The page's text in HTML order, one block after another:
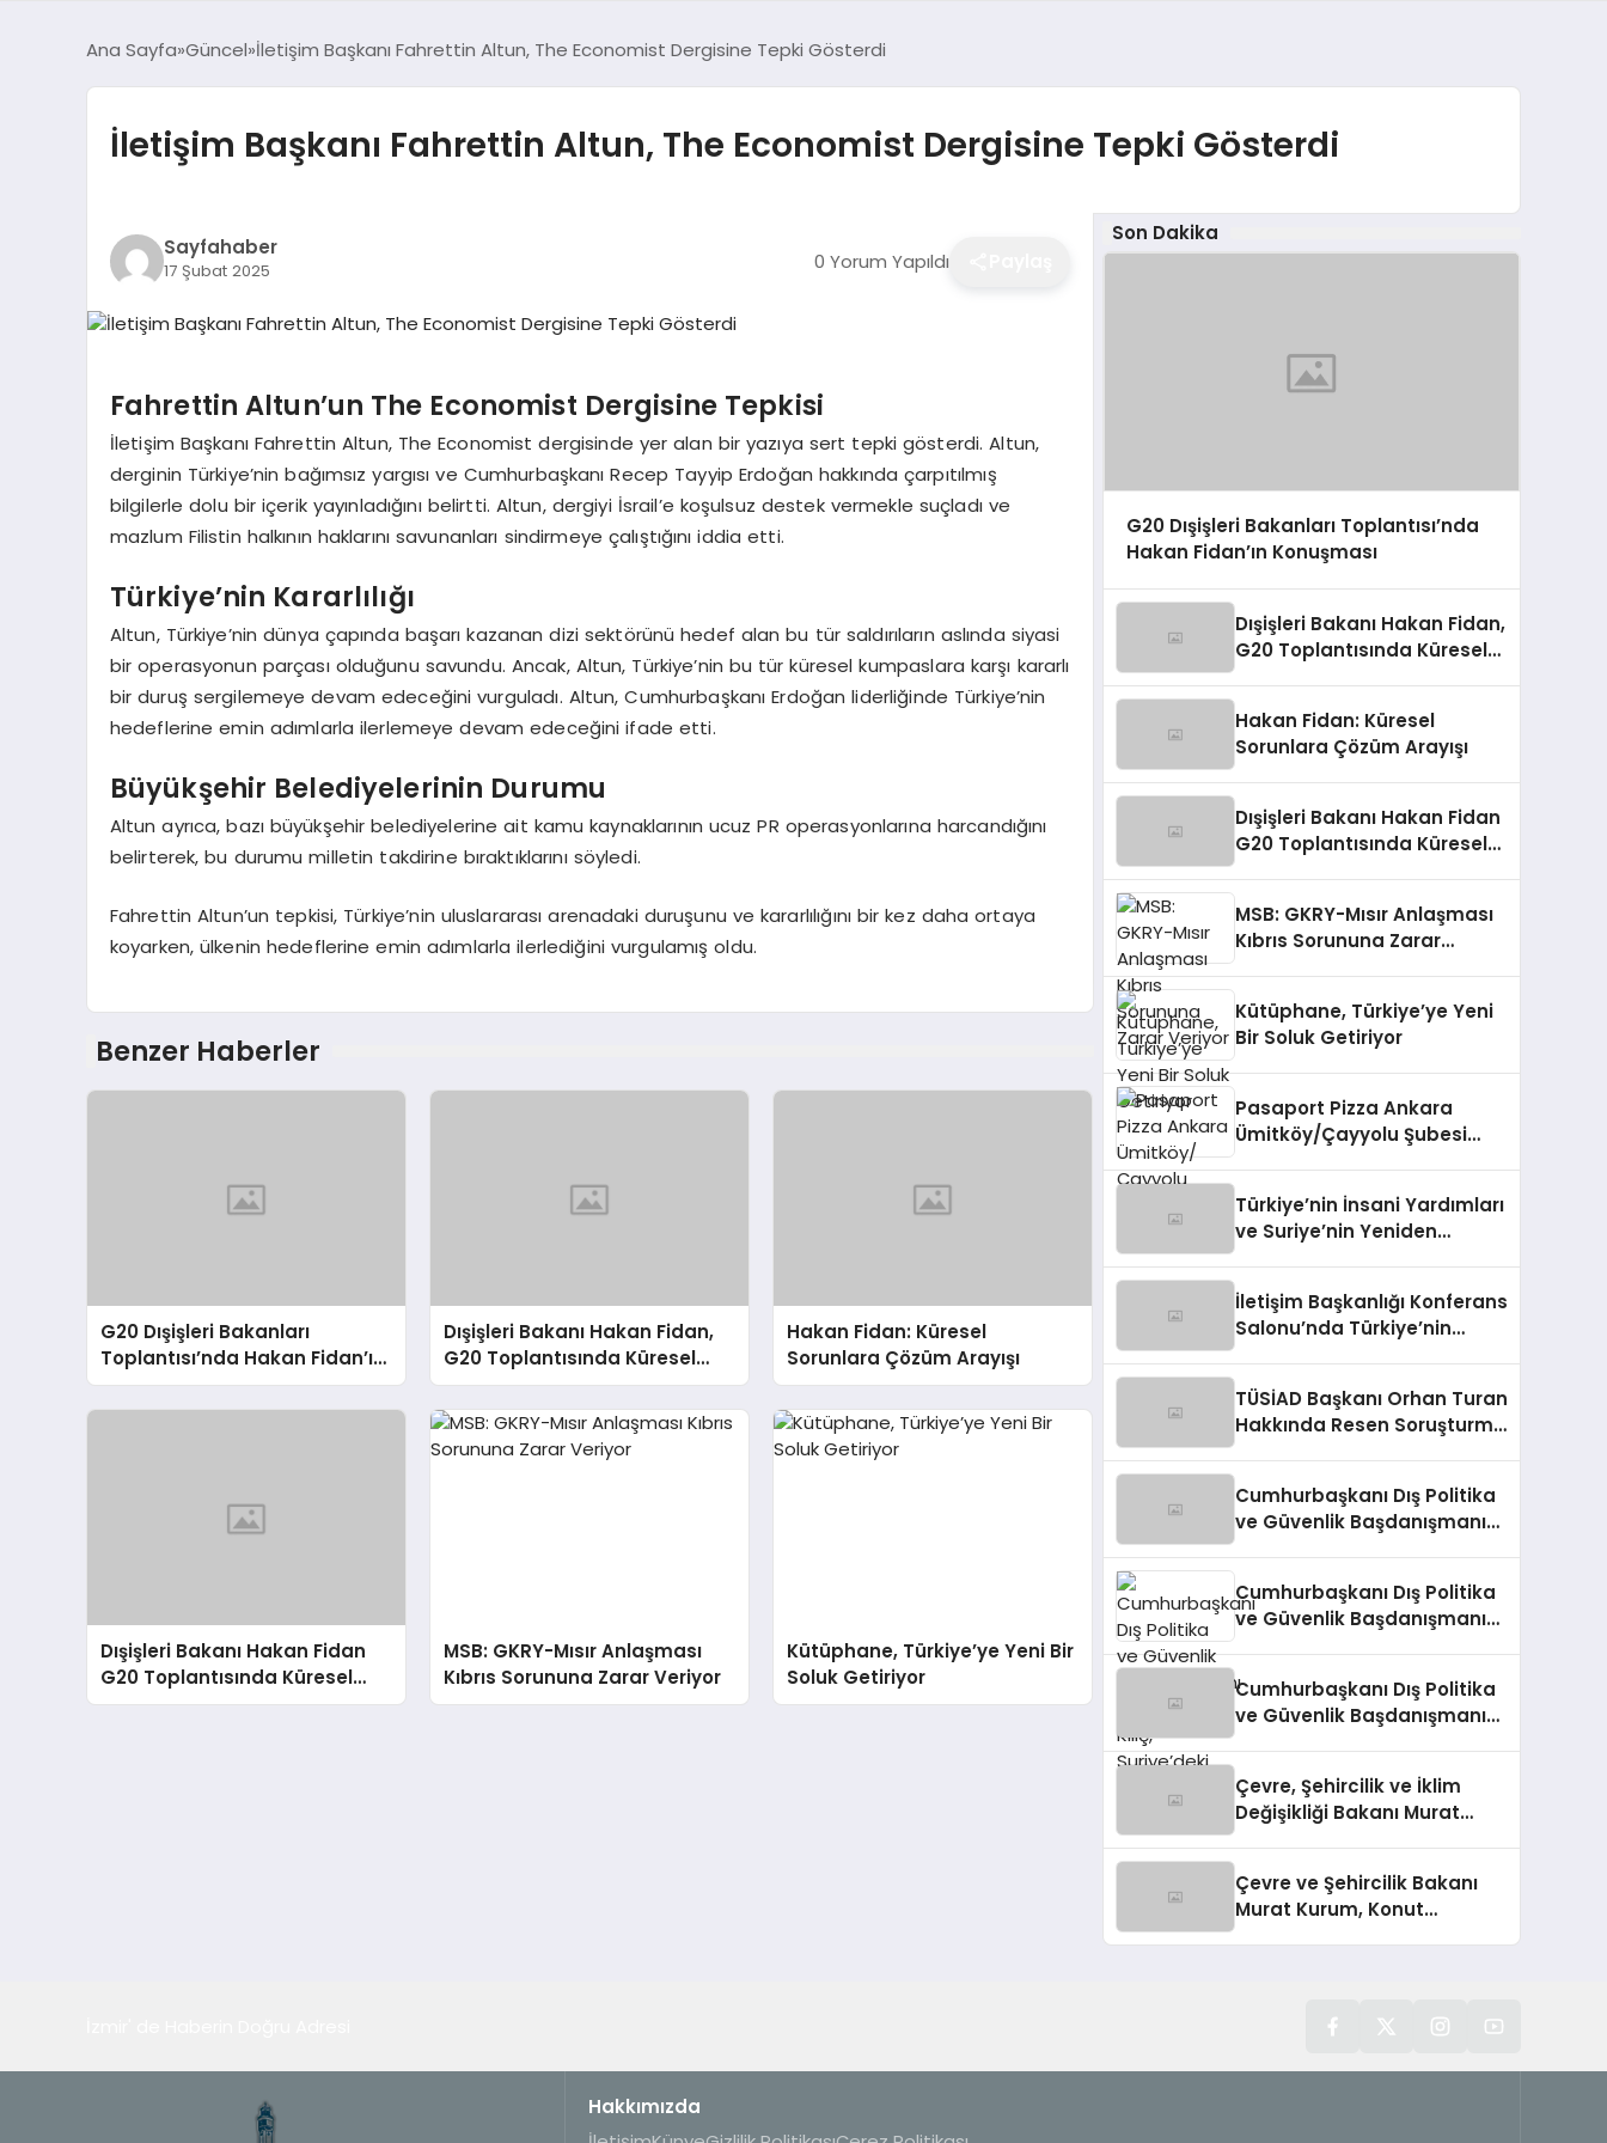
Ana Sayfa Güncel İletişim Başkanı Fahrettin Altun, The Economist Dergisine Tepki Gösterdi
İletişim Başkanı Fahrettin Altun, The Economist Dergisine Tepki Gösterdi
Sayfahaber
17 Şubat 2025 0 Yorum Yapıldı
Fahrettin Altun’un The Economist Dergisine Tepkisi
İletişim Başkanı Fahrettin Altun, The Economist dergisinde yer alan bir yazıya sert tepki gösterdi. Altun,
derginin Türkiye’nin bağımsız yargısı ve Cumhurbaşkanı Recep Tayyip Erdoğan hakkında çarpıtılmış
bilgilerle dolu bir içerik yayınladığını belirtti. Altun, dergiyi İsrail’e koşulsuz destek vermekle suçladı ve
mazlum Filistin halkının haklarını savunanları sindirmeye çalıştığını iddia etti.
Türkiye’nin Kararlılığı
Altun, Türkiye’nin dünya çapında başarı kazanan dizi sektörünü hedef alan bu tür saldırıların aslında siyasi
bir operasyonun parçası olduğunu savundu. Ancak, Altun, Türkiye’nin bu tür küresel kumpaslara karşı kararlı
bir duruş sergilemeye devam edeceğini vurguladı. Altun, Cumhurbaşkanı Erdoğan liderliğinde Türkiye’nin
hedeflerine emin adımlarla ilerlemeye devam edeceğini ifade etti.
Büyükşehir Belediyelerinin Durumu
Altun ayrıca, bazı büyükşehir belediyelerine ait kamu kaynaklarının ucuz PR operasyonlarına harcandığını
belirterek, bu durumu milletin takdirine bıraktıklarını söyledi.
Fahrettin Altun’un tepkisi, Türkiye’nin uluslararası arenadaki duruşunu ve kararlılığını bir kez daha ortaya
koyarken, ülkenin hedeflerine emin adımlarla ilerlediğini vurgulamış oldu.
Benzer Haberler
G20 Dışişleri Bakanları
Toplantısı’nda Hakan Fidan’ın
Konuşması
Dışişleri Bakanı Hakan Fidan,
G20 Toplantısında Küresel
Sorunlara Işık Tutuyor
Hakan Fidan: Küresel
Sorunlara Çözüm Arayışı
Dışişleri Bakanı Hakan Fidan
G20 Toplantısında Küresel
Sorunlara Işık Tutuyor
MSB: GKRY-Mısır Anlaşması
Kıbrıs Sorununa Zarar Veriyor
Kütüphane, Türkiye’ye Yeni Bir
Soluk Getiriyor
Son Dakika
G20 Dışişleri Bakanları Toplantısı’nda
Hakan Fidan’ın Konuşması
Dışişleri Bakanı Hakan Fidan,
G20 Toplantısında Küresel
Hakan Fidan: Küresel
Sorunlara Çözüm Arayışı
Dışişleri Bakanı Hakan Fidan
G20 Toplantısında Küresel
MSB: GKRY-Mısır Anlaşması
Kıbrıs Sorununa Zarar
Kütüphane, Türkiye’ye Yeni
Bir Soluk Getiriyor
Pasaport Pizza Ankara
Ümitköy/Çayyolu Şubesi
Türkiye’nin İnsani Yardımları
ve Suriye’nin Yeniden
İletişim Başkanlığı Konferans
Salonu’nda Türkiye’nin
TÜSİAD Başkanı Orhan Turan
Hakkında Resen Soruşturma
Cumhurbaşkanı Dış Politika
ve Güvenlik Başdanışmanı
Cumhurbaşkanı Dış Politika
ve Güvenlik Başdanışmanı
Değerlendirdi
Cumhurbaşkanı Dış Politika
ve Güvenlik Başdanışmanı
Açıklamalar
Çevre, Şehircilik ve İklim
Değişikliği Bakanı Murat
Çevre ve Şehircilik Bakanı
Murat Kurum, Konut
Hakkımızda